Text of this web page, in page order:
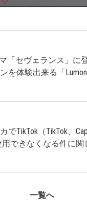
「セヴェランス」に
を体験出来る「
でTikTok（TikTok、
用できなくなる件に
一覧へ